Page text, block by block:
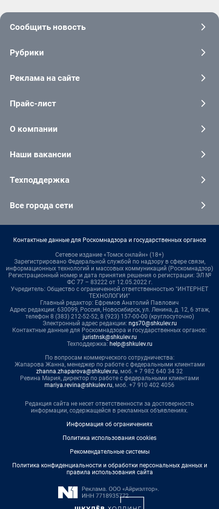
Сообщить новость
Рубрики
Реклама на сайте
Прайс-лист
О компании
Наши вакансии
Техподдержка
Все города сети
Контактные данные для Роскомнадзора и государственных органов
Сетевое издание «Томск онлайн» (18+)
Зарегистрировано Федеральной службой по надзору в сфере связи,
информационных технологий и массовых коммуникаций (Роскомнадзор)
Регистрационный номер и дата принятия решения о регистрации: ЭЛ №
ФС 77 – 83222 от 12.05.2022 г.
Учредитель: Общество с ограниченной ответственностью "ИНТЕРНЕТ
ТЕХНОЛОГИИ"
Главный редактор: Ефремов Анатолий Павлович
Адрес редакции: 630099, Россия, Новосибирск, ул. Ленина, д. 12, 6 этаж,
телефон 8 (383) 212-52-52, 8 (923) 157-00-00 (круглосуточно)
Электронный адрес редакции: ngs70@shkulev.ru
Контактные данные для Роскомнадзора и государственных органов:
juristnsk@shkulev.ru
Техподдержка: help@shkulev.ru
По вопросам коммерческого сотрудничества:
Жапарова Жанна, менеджер по работе с федеральными клиентами
zhanna.zhaparova@shkulev.ru, моб. + 7 982 640 34 32
Ревина Мария, директор по работе с федеральными клиентами
mariya.revina@shkulev.ru, моб. +7 910 402 4056
Редакция сайта не несет ответственности за достоверность
информации, содержащейся в рекламных объявлениях.
Информация об ограничениях
Политика использования cookies
Рекомендательные системы
Политика конфиденциальности и обработки персональных данных и
правила использования сайта